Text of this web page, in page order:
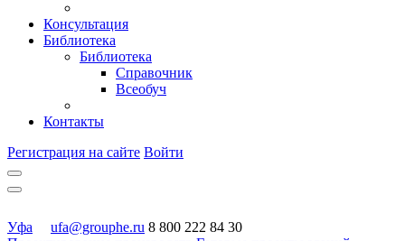
Консультация
Библиотека
Библиотека
Справочник
Всеобуч
Контакты
Регистрация на сайте Войти
Уфа ufa@grouphe.ru 8 800 222 84 30